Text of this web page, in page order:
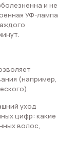
и не
УФ-лампа
(например,
уход
цифр: какие
волос,